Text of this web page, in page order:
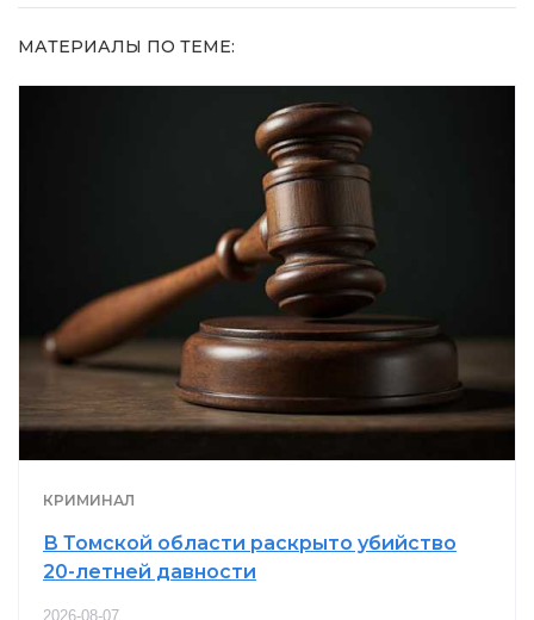
МАТЕРИАЛЫ ПО ТЕМЕ:
КРИМИНАЛ
В Томской области раскрыто убийство
20-летней давности
2026-08-07